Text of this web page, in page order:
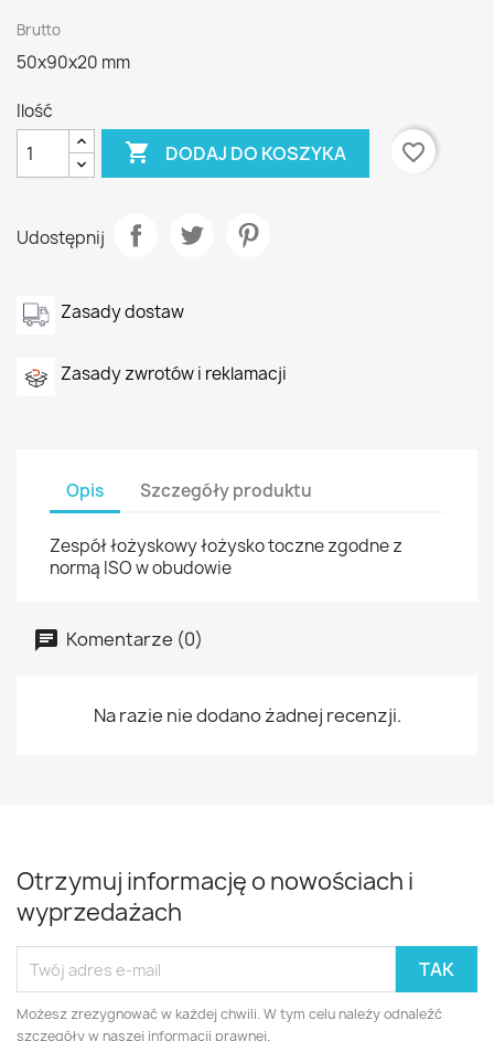
Brutto
50x90x20 mm
Ilość
 DODAJ DO KOSZYKA favorite_border
Udostępnij
Zasady dostaw
Zasady zwrotów i reklamacji
Opis Szczegóły produktu
Zespół łożyskowy łożysko toczne zgodne z
normą ISO w obudowie
Komentarze (0)
Na razie nie dodano żadnej recenzji.
Otrzymuj informację o nowościach i
wyprzedażach
Możesz zrezygnować w każdej chwili. W tym celu należy odnaleźć
szczegóły w naszej informacji prawnej.